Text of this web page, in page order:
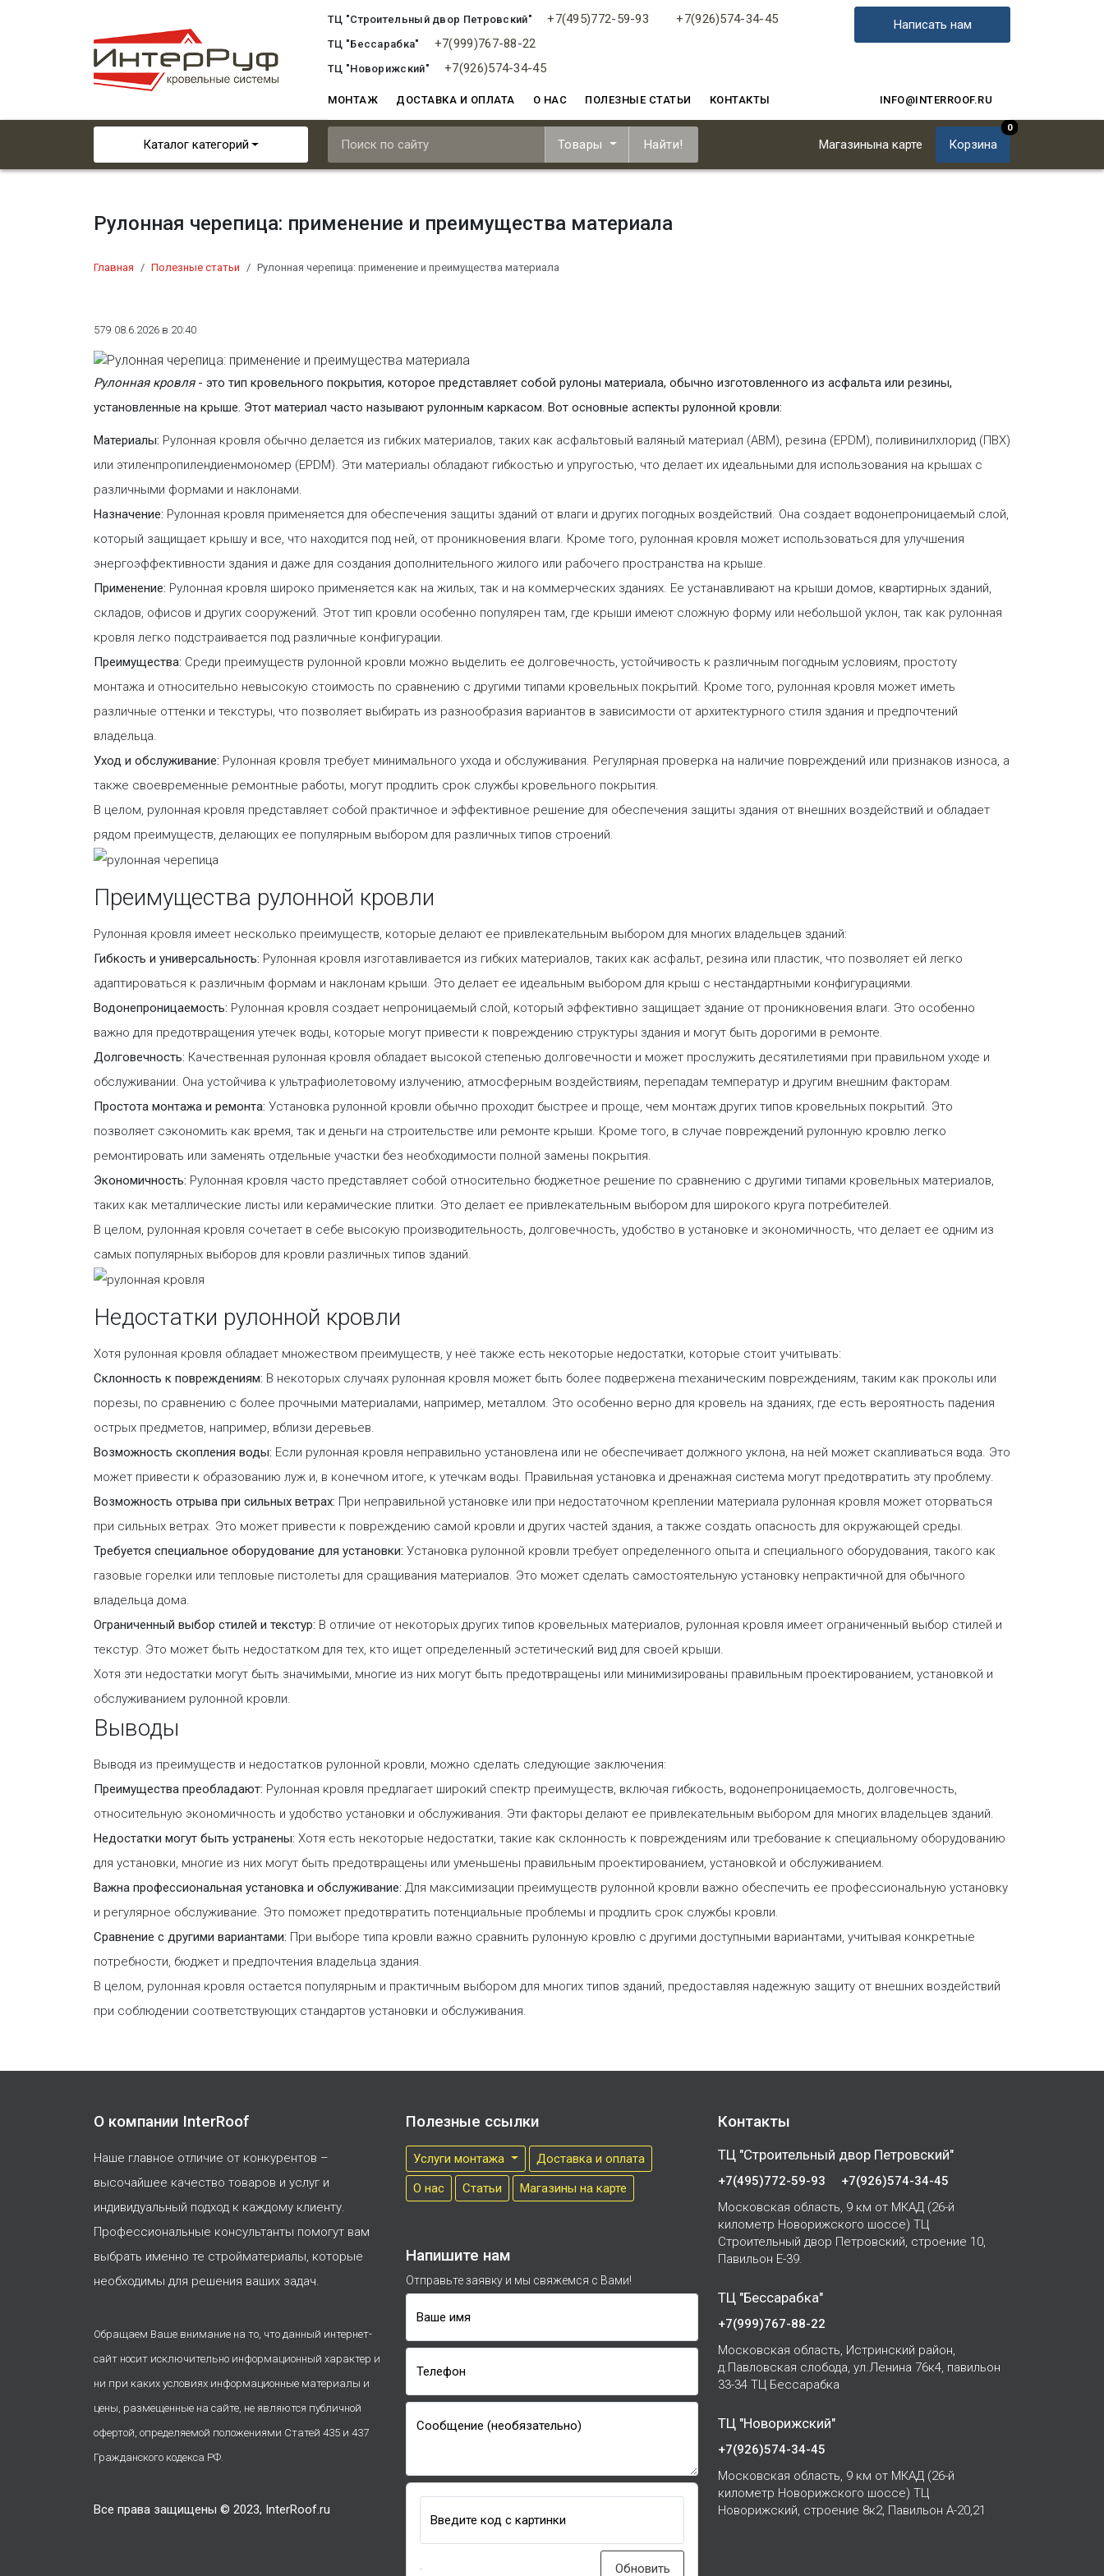
ТЦ "Строительный двор Петровский" +7(495)772-59-93 +7(926)574-34-45
ТЦ "Бессарабка" +7(999)767-88-22
ТЦ "Новорижский" +7(926)574-34-45
Написать нам
МОНТАЖ ДОСТАВКА И ОПЛАТА О НАС ПОЛЕЗНЫЕ СТАТЬИ КОНТАКТЫ INFO@INTERROOF.RU
Каталог категорий Товары Найти! Магазинына карте Корзина
0
Рулонная черепица: применение и преимущества материала
Главная Полезные статьи Рулонная черепица: применение и преимущества материала
579 08.6.2026 в 20:40
Рулонная кровля- это тип кровельного покрытия, которое представляет собой рулоны материала, обычно изготовленного из асфальта или резины,
установленные на крыше. Этот материал часто называют рулонным каркасом. Вот основные аспекты рулонной кровли:
Материалы: Рулонная кровля обычно делается из гибких материалов, таких как асфальтовый валяный материал (АВМ), резина (EPDM), поливинилхлорид (ПВХ)
или этиленпропилендиенмономер (EPDM). Эти материалы обладают гибкостью и упругостью, что делает их идеальными для использования на крышах с
различными формами и наклонами.
Назначение: Рулонная кровля применяется для обеспечения защиты зданий от влаги и других погодных воздействий. Она создает водонепроницаемый слой,
который защищает крышу и все, что находится под ней, от проникновения влаги. Кроме того, рулонная кровля может использоваться для улучшения
энергоэффективности здания и даже для создания дополнительного жилого или рабочего пространства на крыше.
Применение: Рулонная кровля широко применяется как на жилых, так и на коммерческих зданиях. Ее устанавливают на крыши домов, квартирных зданий,
складов, офисов и других сооружений. Этот тип кровли особенно популярен там, где крыши имеют сложную форму или небольшой уклон, так как рулонная
кровля легко подстраивается под различные конфигурации.
Преимущества: Среди преимуществ рулонной кровли можно выделить ее долговечность, устойчивость к различным погодным условиям, простоту
монтажа и относительно невысокую стоимость по сравнению с другими типами кровельных покрытий. Кроме того, рулонная кровля может иметь
различные оттенки и текстуры, что позволяет выбирать из разнообразия вариантов в зависимости от архитектурного стиля здания и предпочтений
владельца.
Уход и обслуживание: Рулонная кровля требует минимального ухода и обслуживания. Регулярная проверка на наличие повреждений или признаков износа, а
также своевременные ремонтные работы, могут продлить срок службы кровельного покрытия.
В целом, рулонная кровля представляет собой практичное и эффективное решение для обеспечения защиты здания от внешних воздействий и обладает
рядом преимуществ, делающих ее популярным выбором для различных типов строений.
Преимущества рулонной кровли
Рулонная кровля имеет несколько преимуществ, которые делают ее привлекательным выбором для многих владельцев зданий:
Гибкость и универсальность: Рулонная кровля изготавливается из гибких материалов, таких как асфальт, резина или пластик, что позволяет ей легко
адаптироваться к различным формам и наклонам крыши. Это делает ее идеальным выбором для крыш с нестандартными конфигурациями.
Водонепроницаемость: Рулонная кровля создает непроницаемый слой, который эффективно защищает здание от проникновения влаги. Это особенно
важно для предотвращения утечек воды, которые могут привести к повреждению структуры здания и могут быть дорогими в ремонте.
Долговечность: Качественная рулонная кровля обладает высокой степенью долговечности и может прослужить десятилетиями при правильном уходе и
обслуживании. Она устойчива к ультрафиолетовому излучению, атмосферным воздействиям, перепадам температур и другим внешним факторам.
Простота монтажа и ремонта: Установка рулонной кровли обычно проходит быстрее и проще, чем монтаж других типов кровельных покрытий. Это
позволяет сэкономить как время, так и деньги на строительстве или ремонте крыши. Кроме того, в случае повреждений рулонную кровлю легко
ремонтировать или заменять отдельные участки без необходимости полной замены покрытия.
Экономичность: Рулонная кровля часто представляет собой относительно бюджетное решение по сравнению с другими типами кровельных материалов,
таких как металлические листы или керамические плитки. Это делает ее привлекательным выбором для широкого круга потребителей.
В целом, рулонная кровля сочетает в себе высокую производительность, долговечность, удобство в установке и экономичность, что делает ее одним из
самых популярных выборов для кровли различных типов зданий.
Недостатки рулонной кровли
Хотя рулонная кровля обладает множеством преимуществ, у неё также есть некоторые недостатки, которые стоит учитывать:
Склонность к повреждениям: В некоторых случаях рулонная кровля может быть более подвержена meханическим повреждениям, таким как проколы или
порезы, по сравнению с более прочными материалами, например, металлом. Это особенно верно для кровель на зданиях, где есть вероятность падения
острых предметов, например, вблизи деревьев.
Возможность скопления воды: Если рулонная кровля неправильно установлена или не обеспечивает должного уклона, на ней может скапливаться вода. Это
может привести к образованию луж и, в конечном итоге, к утечкам воды. Правильная установка и дренажная система могут предотвратить эту проблему.
Возможность отрыва при сильных ветрах: При неправильной установке или при недостаточном креплении материала рулонная кровля может оторваться
при сильных ветрах. Это может привести к повреждению самой кровли и других частей здания, а также создать опасность для окружающей среды.
Требуется специальное оборудование для установки: Установка рулонной кровли требует определенного опыта и специального оборудования, такого как
газовые горелки или тепловые пистолеты для сращивания материалов. Это может сделать самостоятельную установку непрактичной для обычного
владельца дома.
Ограниченный выбор стилей и текстур: В отличие от некоторых других типов кровельных материалов, рулонная кровля имеет ограниченный выбор стилей и
текстур. Это может быть недостатком для тех, кто ищет определенный эстетический вид для своей крыши.
Хотя эти недостатки могут быть значимыми, многие из них могут быть предотвращены или минимизированы правильным проектированием, установкой и
обслуживанием рулонной кровли.
Выводы
Выводя из преимуществ и недостатков рулонной кровли, можно сделать следующие заключения:
Преимущества преобладают: Рулонная кровля предлагает широкий спектр преимуществ, включая гибкость, водонепроницаемость, долговечность,
относительную экономичность и удобство установки и обслуживания. Эти факторы делают ее привлекательным выбором для многих владельцев зданий.
Недостатки могут быть устранены: Хотя есть некоторые недостатки, такие как склонность к повреждениям или требование к специальному оборудованию
для установки, многие из них могут быть предотвращены или уменьшены правильным проектированием, установкой и обслуживанием.
Важна профессиональная установка и обслуживание: Для максимизации преимуществ рулонной кровли важно обеспечить ее профессиональную установку
и регулярное обслуживание. Это поможет предотвратить потенциальные проблемы и продлить срок службы кровли.
Сравнение с другими вариантами: При выборе типа кровли важно сравнить рулонную кровлю с другими доступными вариантами, учитывая конкретные
потребности, бюджет и предпочтения владельца здания.
В целом, рулонная кровля остается популярным и практичным выбором для многих типов зданий, предоставляя надежную защиту от внешних воздействий
при соблюдении соответствующих стандартов установки и обслуживания.
О компании InterRoof
Наше главное отличие от конкурентов –
высочайшее качество товаров и услуг и
индивидуальный подход к каждому клиенту.
Профессиональные консультанты помогут вам
выбрать именно те стройматериалы, которые
необходимы для решения ваших задач.
Обращаем Ваше внимание на то, что данный интернет-
сайт носит исключительно информационный характер и
ни при каких условиях информационные материалы и
цены, размещенные на сайте, не являются публичной
офертой, определяемой положениями Статей 435 и 437
Гражданского кодекса РФ.
Все права защищены © 2023, InterRoof.ru
Полезные ссылки
Услуги монтажа
Доставка и оплата
О нас
Cтатьи Магазины на карте
Напишите нам
Отправьте заявку и мы свяжемся с Вами!
Ваше имя
Телефон
Сообщение (необязательно)
Введите код с картинки
Обновить
Контакты
ТЦ "Строительный двор Петровский"
+7(495)772-59-93
+7(926)574-34-45
Московская область, 9 км от МКАД (26-й
километр Новорижского шоссе) ТЦ
Строительный двор Петровский, строение 10,
Павильон Е-39.
ТЦ "Бессарабка"
+7(999)767-88-22
Московская область, Истринский район,
д.Павловская слобода, ул.Ленина 76к4, павильон
33-34 ТЦ Бессарабка
ТЦ "Новорижский"
+7(926)574-34-45
Московская область, 9 км от МКАД (26-й
километр Новорижского шоссе) ТЦ
Новорижский, строение 8к2, Павильон А-20,21